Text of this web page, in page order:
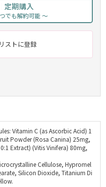
定期購入
でも解約可能 ～
ストに登録
Vitamin C (as Ascorbic Acid) 1
Powder (Rosa Canina) 25mg,
Extract) (Vitis Vinifera) 80mg,
Cellulose, Hypromel
Silicon Dioxide, Titanium Di